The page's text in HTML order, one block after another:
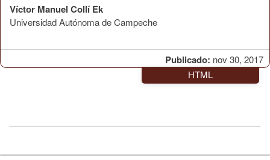
Publicado: nov 30, 2017
Víctor Manuel Collí Ek
Universidad Autónoma de Campeche
HTML